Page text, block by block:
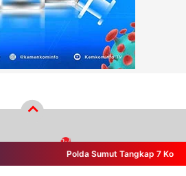
Polda Sumut Tangkap 7
- PT Wiki Cakrawala Media